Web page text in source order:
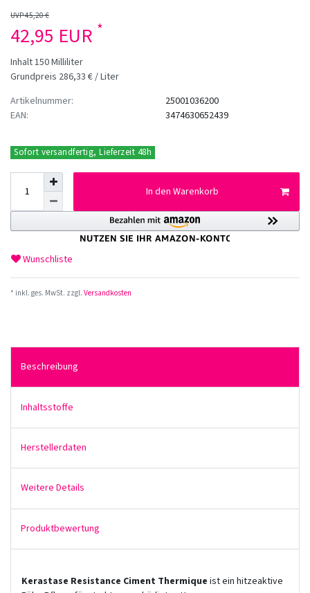
UVP 45,20 €
42,95 EUR *
Inhalt150Milliliter
Grundpreis 286,33 € / Liter
Artikelnummer:
EAN:
25001036200
3474630652439
Sofort versandfertig, Lieferzeit 48h
In den Warenkorb
Wunschliste
* inkl. ges. MwSt. zzgl. Versandkosten
Beschreibung
Inhaltsstoffe
Herstellerdaten
Weitere Details
Produktbewertung
Kerastase Resistance Ciment Thermique ist ein hitzeaktive